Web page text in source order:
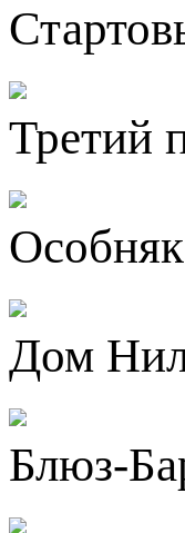
Третий
Дом
Блюз-